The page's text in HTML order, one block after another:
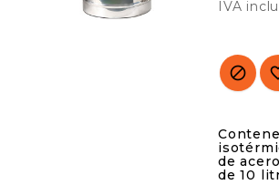
IVA

de
de 10